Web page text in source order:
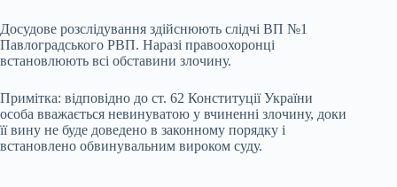
Досудове розслідування здійснюють слідчі ВП №1
Павлоградського РВП. Наразі правоохоронці
встановлюють всі обставини злочину.
Примітка: відповідно до ст. 62 Конституції України
особа вважається невинуватою у вчиненні злочину, доки
її вину не буде доведено в законному порядку і
встановлено обвинувальним вироком суду.